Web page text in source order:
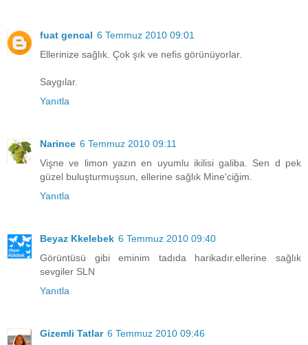
fuat gencal 6 Temmuz 2010 09:01
Ellerinize sağlık. Çok şık ve nefis görünüyorlar.
Saygılar.
Yanıtla
Narince 6 Temmuz 2010 09:11
Vişne ve limon yazın en uyumlu ikilisi galiba. Sen d pek
güzel buluşturmuşsun, ellerine sağlık Mine'ciğim.
Yanıtla
Beyaz Kkelebek 6 Temmuz 2010 09:40
Görüntüsü gibi eminim tadıda harikadır.ellerine sağlık
sevgiler SLN
Yanıtla
Gizemli Tatlar 6 Temmuz 2010 09:46